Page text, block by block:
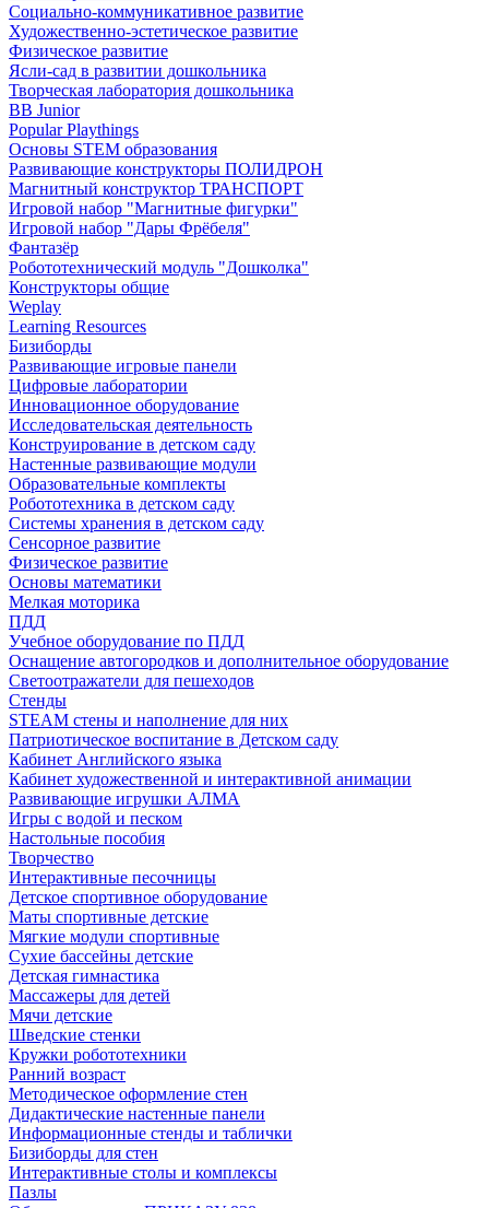
Социально-коммуникативное развитие
Художественно-эстетическое развитие
Физическое развитие
Ясли-сад в развитии дошкольника
Творческая лаборатория дошкольника
BB Junior
Popular Playthings
Основы STEM образования
Развивающие конструкторы ПОЛИДРОН
Магнитный конструктор ТРАНСПОРТ
Игровой набор "Магнитные фигурки"
Игровой набор "Дары Фрёбеля"
Фантазёр
Робототехнический модуль "Дошколка"
Конструкторы общие
Weplay
Learning Resources
Бизиборды
Развивающие игровые панели
Цифровые лаборатории
Инновационное оборудование
Исследовательская деятельность
Конструирование в детском саду
Настенные развивающие модули
Образовательные комплекты
Робототехника в детском саду
Системы хранения в детском саду
Сенсорное развитие
Физическое развитие
Основы математики
Мелкая моторика
ПДД
Учебное оборудование по ПДД
Оснащение автогородков и дополнительное оборудование
Светоотражатели для пешеходов
Стенды
STEAM стены и наполнение для них
Патриотическое воспитание в Детском саду
Кабинет Английского языка
Кабинет художественной и интерактивной анимации
Развивающие игрушки АЛМА
Игры с водой и песком
Настольные пособия
Творчество
Интерактивные песочницы
Детское спортивное оборудование
Маты спортивные детские
Мягкие модули спортивные
Сухие бассейны детские
Детская гимнастика
Массажеры для детей
Мячи детские
Шведские стенки
Кружки робототехники
Ранний возраст
Методическое оформление стен
Дидактические настенные панели
Информационные стенды и таблички
Бизиборды для стен
Интерактивные столы и комплексы
Пазлы